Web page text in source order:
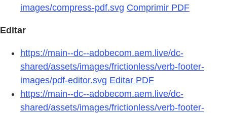
images/compress-pdf.svg Comprimir PDF
Editar
https://main--dc--adobecom.aem.live/dc-
shared/assets/images/frictionless/verb-footer-
images/pdf-editor.svg Editar PDF
https://main--dc--adobecom.aem.live/dc-
shared/assets/images/frictionless/verb-footer-